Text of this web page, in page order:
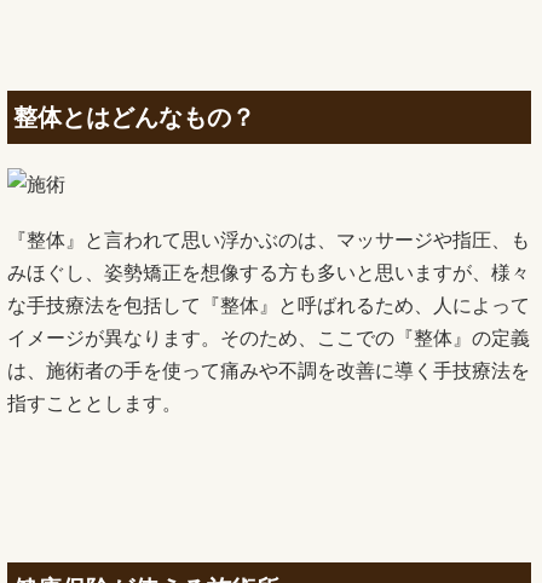
整体とはどんなもの？
『整体』と言われて思い浮かぶのは、マッサージや指圧、も
みほぐし、姿勢矯正を想像する方も多いと思いますが、様々
な手技療法を包括して『整体』と呼ばれるため、人によって
イメージが異なります。そのため、ここでの『整体』の定義
は、施術者の手を使って痛みや不調を改善に導く手技療法を
指すこととします。